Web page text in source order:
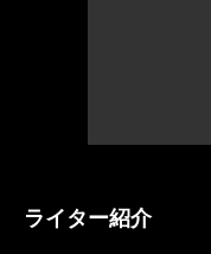
ライター紹介